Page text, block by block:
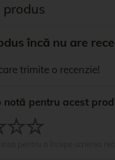
produs
încă nu are
trimite o recenzie!
notă pentru acest